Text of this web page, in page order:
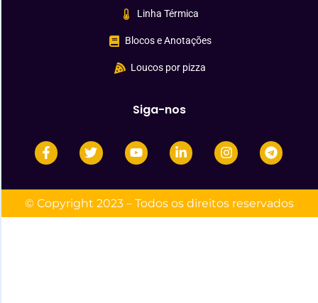
Linha Térmica
Blocos e Anotações
Loucos por pizza
Siga-nos
© Copyright 2023 – Todos os direitos reservados